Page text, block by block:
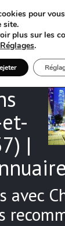
|
avec
pour
site.
plus sur les
Réglages.